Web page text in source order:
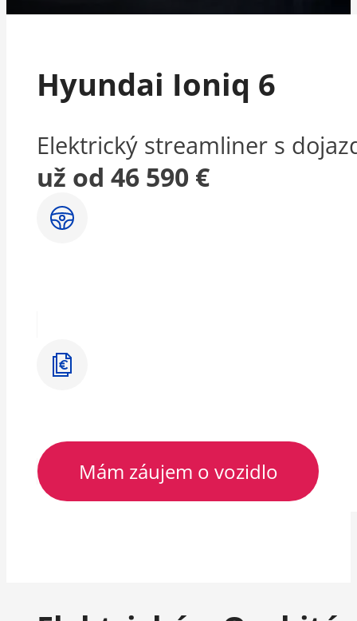
Hyundai Ioniq 6
Elektrický streamliner s
už od 46 590 €
Mám záujem o vozidlo